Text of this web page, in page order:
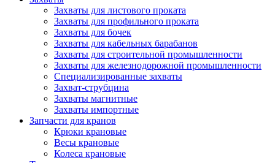
Захваты для листового проката
Захваты для профильного проката
Захваты для бочек
Захваты для кабельных барабанов
Захваты для строительной промышленности
Захваты для железнодорожной промышленности
Специализированные захваты
Захват-струбцина
Захваты магнитные
Захваты импортные
Запчасти для кранов
Крюки крановые
Весы крановые
Колеса крановые